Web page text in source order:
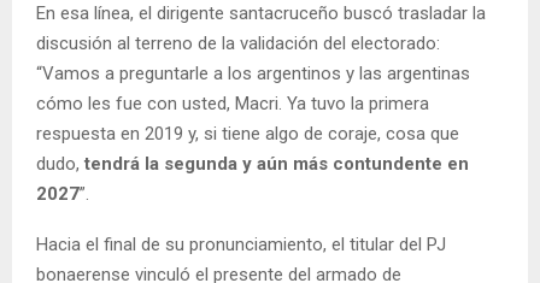
En esa línea, el dirigente santacruceño buscó trasladar la
discusión al terreno de la validación del electorado:
“Vamos a preguntarle a los argentinos y las argentinas
cómo les fue con usted, Macri. Ya tuvo la primera
respuesta en 2019 y, si tiene algo de coraje, cosa que
dudo, tendrá la segunda y aún más contundente en
2027”.
Hacia el final de su pronunciamiento, el titular del PJ
bonaerense vinculó el presente del armado de